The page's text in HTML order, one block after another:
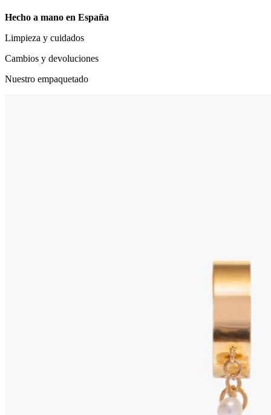
Hecho a mano en España
Limpieza y cuidados
Cambios y devoluciones
Nuestro empaquetado